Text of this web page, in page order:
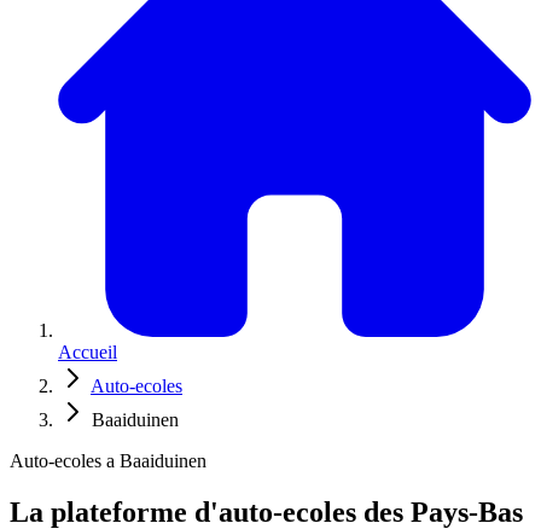
Accueil
Auto-ecoles
Baaiduinen
Auto-ecoles a Baaiduinen
La plateforme d'auto-ecoles des Pays-Bas